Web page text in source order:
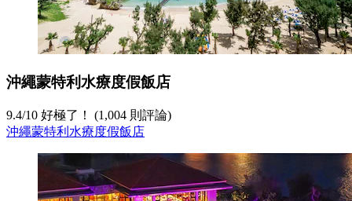
沖繩蒙特利水療度假飯店
9.4/10 好極了！ (1,004 則評論)
沖繩蒙特利水療度假飯店